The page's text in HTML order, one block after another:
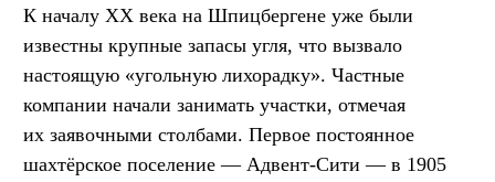
К началу XX века на Шпицбергене уже были
известны крупные запасы угля, что вызвало
настоящую «угольную лихорадку». Частные
компании начали занимать участки, отмечая
их заявочными столбами. Первое постоянное
шахтёрское поселение — Адвент-Сити — в 1905